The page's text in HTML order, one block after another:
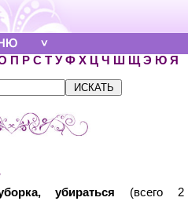
П Р С Т У Ф Х Ц Ч Ш Щ Э Ю Я
убираться (всего 2